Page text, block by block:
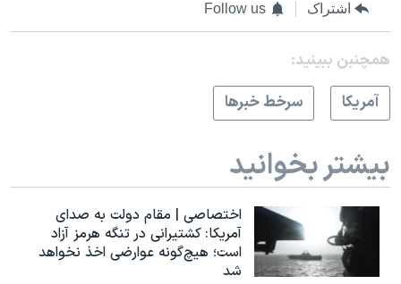
اشتراک Follow us
همچنبن ببینید:
آمريکا
سرخط خبرها
بیشتر بخوانید
اختصاصی | مقام دولت به صدای
آمریکا: کشتیرانی در تنگه هرمز آزاد
است؛ هیچ‌گونه عوارضی اخذ نخواهد
شد